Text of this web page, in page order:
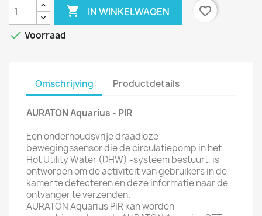
 IN WINKELWAGEN
favorite_border
 Voorraad
Omschrijving Productdetails
AURATON Aquarius - PIR
Een onderhoudsvrije draadloze
bewegingssensor die de circulatiepomp in het
Hot Utility Water (DHW) -systeem bestuurt, is
ontworpen om de activiteit van gebruikers in de
kamer te detecteren en deze informatie naar de
ontvanger te verzenden.
AURATON Aquarius PIR kan worden